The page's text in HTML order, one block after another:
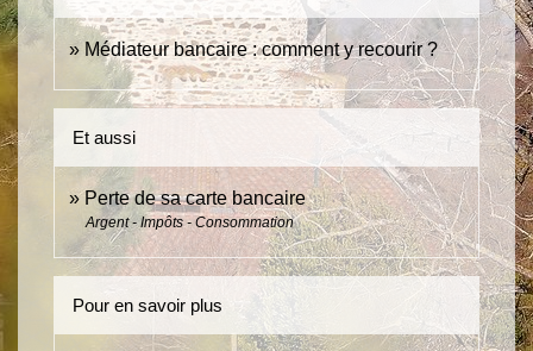
Médiateur bancaire : comment y recourir ?
Et aussi
Perte de sa carte bancaire
Argent - Impôts - Consommation
Pour en savoir plus